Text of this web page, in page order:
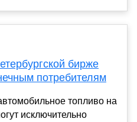
бирже
потребителям
топливо на
исключительно